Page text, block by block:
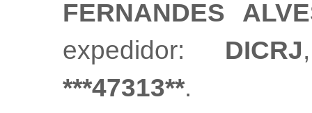
FERNANDES
expedidor: DICRJ
***47313**.